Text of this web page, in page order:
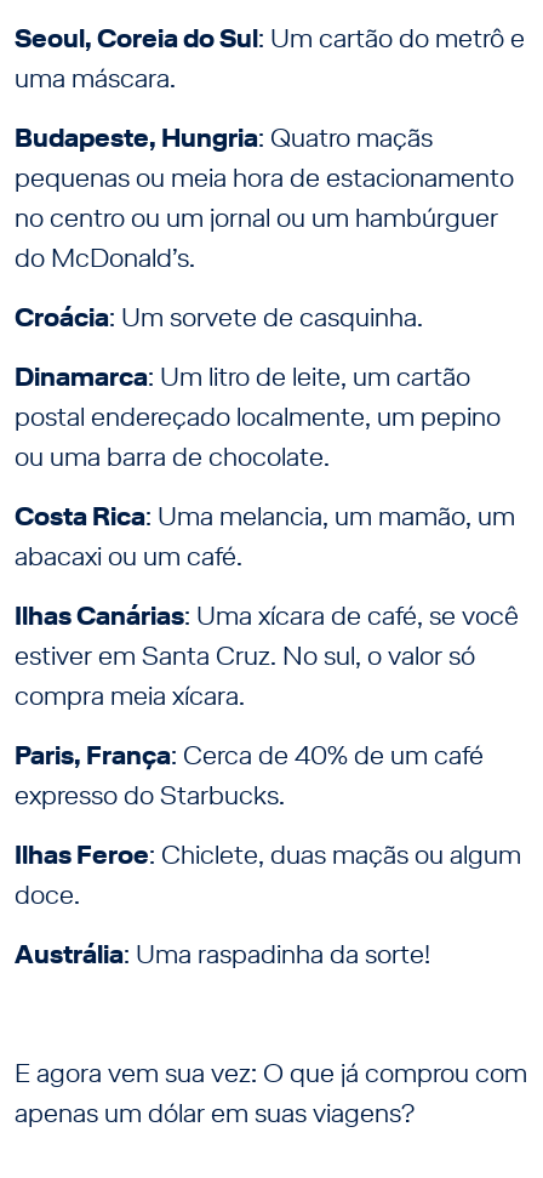
Seoul, Coreia do Sul: Um cartão do metrô e
uma máscara.
Budapeste, Hungria: Quatro maçãs
pequenas ou meia hora de estacionamento
no centro ou um jornal ou um hambúrguer
do McDonald’s.
Croácia: Um sorvete de casquinha.
Dinamarca: Um litro de leite, um cartão
postal endereçado localmente, um pepino
ou uma barra de chocolate.
Costa Rica: Uma melancia, um mamão, um
abacaxi ou um café.
Ilhas Canárias: Uma xícara de café, se você
estiver em Santa Cruz. No sul, o valor só
compra meia xícara.
Paris, França: Cerca de 40% de um café
expresso do Starbucks.
Ilhas Feroe: Chiclete, duas maçãs ou algum
doce.
Austrália: Uma raspadinha da sorte!
E agora vem sua vez: O que já comprou com
apenas um dólar em suas viagens?